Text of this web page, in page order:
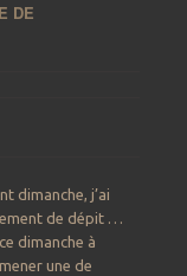
DE
dimanche, j’ai
de dépit …
dimanche à
une de